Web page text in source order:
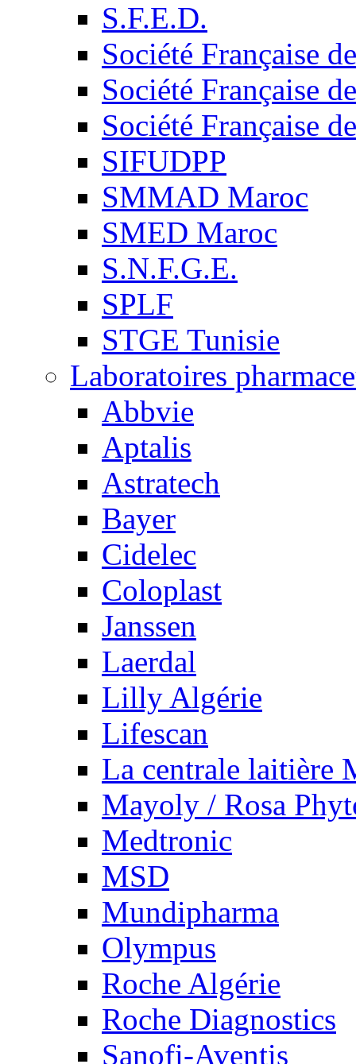
S.F.E.D.
Société Française
Société Française
Société Française
SIFUDPP
SMMAD Maroc
SMED Maroc
S.N.F.G.E.
SPLF
STGE Tunisie
Laboratoires
Abbvie
Aptalis
Astratech
Bayer
Cidelec
Coloplast
Janssen
Laerdal
Lilly Algérie
Lifescan
La centrale laitière
Mayoly / Rosa
Medtronic
MSD
Mundipharma
Olympus
Roche Algérie
Roche Diagnostics
Sanofi-Aventis